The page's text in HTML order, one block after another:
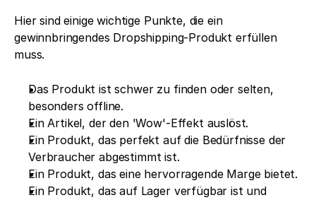
Hier sind einige wichtige Punkte, die ein
gewinnbringendes Dropshipping-Produkt erfüllen
muss.
Das Produkt ist schwer zu finden oder selten,
besonders offline.
Ein Artikel, der den 'Wow'-Effekt auslöst.
Ein Produkt, das perfekt auf die Bedürfnisse der
Verbraucher abgestimmt ist.
Ein Produkt, das eine hervorragende Marge bietet.
Ein Produkt, das auf Lager verfügbar ist und